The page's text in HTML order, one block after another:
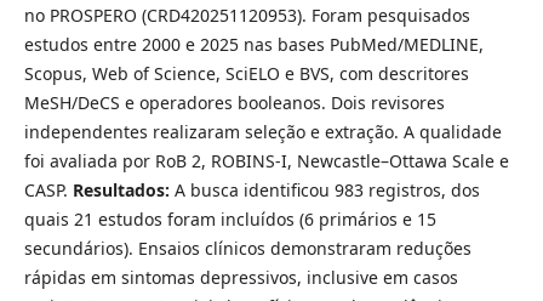
no PROSPERO (CRD420251120953). Foram pesquisados
estudos entre 2000 e 2025 nas bases PubMed/MEDLINE,
Scopus, Web of Science, SciELO e BVS, com descritores
MeSH/DeCS e operadores booleanos. Dois revisores
independentes realizaram seleção e extração. A qualidade
foi avaliada por RoB 2, ROBINS-I, Newcastle–Ottawa Scale e
CASP. Resultados: A busca identificou 983 registros, dos
quais 21 estudos foram incluídos (6 primários e 15
secundários). Ensaios clínicos demonstraram reduções
rápidas em sintomas depressivos, inclusive em casos